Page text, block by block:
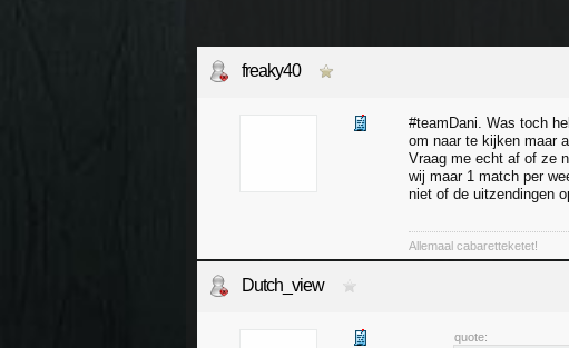
freaky40
#teamDani. Was toch
om naar te kijken maar
Vraag me echt af of ze
wij maar 1 match per
niet of de uitzendingen
Allemaal cabaretteketet!
Dutch_view
quote: